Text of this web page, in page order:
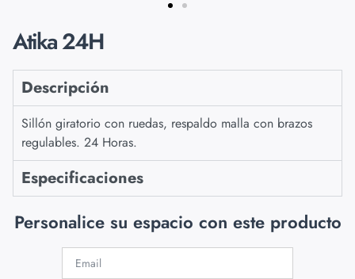
Atika 24H
Descripción
Sillón giratorio con ruedas, respaldo malla con brazos
regulables. 24 Horas.
Especificaciones
Personalice su espacio con este producto